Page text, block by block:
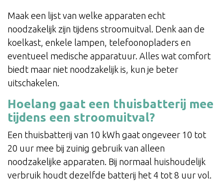
Maak een lijst van welke apparaten echt
noodzakelijk zijn tijdens stroomuitval. Denk aan de
koelkast, enkele lampen, telefoonopladers en
eventueel medische apparatuur. Alles wat comfort
biedt maar niet noodzakelijk is, kun je beter
uitschakelen.
Hoelang gaat een thuisbatterij mee
tijdens een stroomuitval?
Een thuisbatterij van 10 kWh gaat ongeveer 10 tot
20 uur mee bij zuinig gebruik van alleen
noodzakelijke apparaten. Bij normaal huishoudelijk
verbruik houdt dezelfde batterij het 4 tot 8 uur vol.